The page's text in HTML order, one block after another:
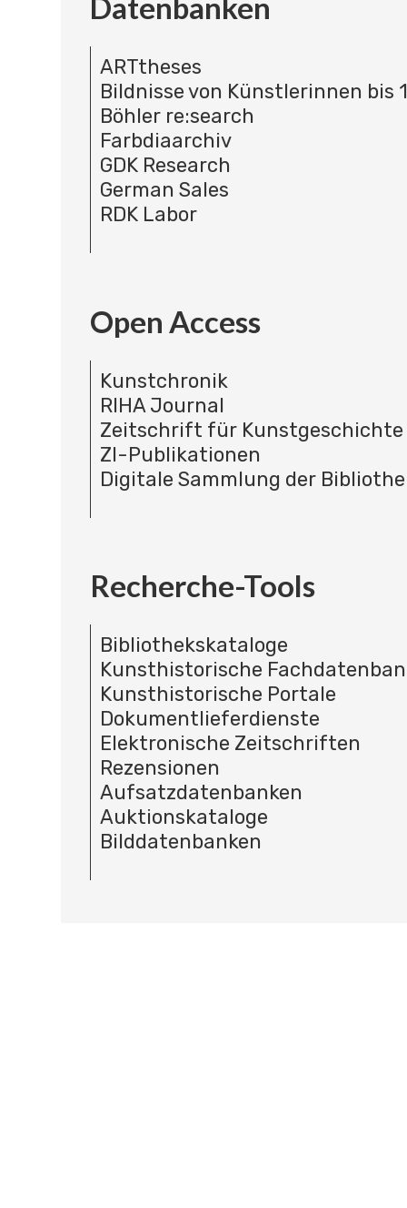
Datenbanken
ARTtheses
Bildnisse von Künstlerinnen bis
Böhler re:search
Farbdiaarchiv
GDK Research
German Sales
RDK Labor
Open Access
Kunstchronik
RIHA Journal
Zeitschrift für Kunstgeschichte
ZI-Publikationen
Digitale Sammlung der
Recherche-Tools
Bibliothekskataloge
Kunsthistorische
Kunsthistorische Portale
Dokumentlieferdienste
Elektronische Zeitschriften
Rezensionen
Aufsatzdatenbanken
Auktionskataloge
Bilddatenbanken